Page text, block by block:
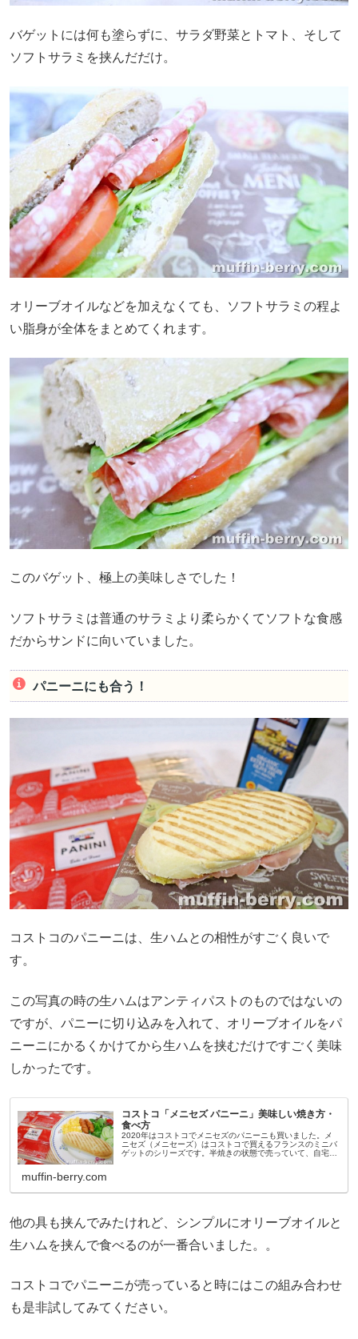
バゲットには何も塗らずに、サラダ野菜とトマト、そして
ソフトサラミを挟んだだけ。
オリーブオイルなどを加えなくても、ソフトサラミの程よ
い脂身が全体をまとめてくれます。
このバゲット、極上の美味しさでした！
ソフトサラミは普通のサラミより柔らかくてソフトな食感
だからサンドに向いていました。
パニーニにも合う！
コストコのパニーニは、生ハムとの相性がすごく良いで
す。
この写真の時の生ハムはアンティパストのものではないの
ですが、パニーに切り込みを入れて、オリーブオイルをパ
ニーニにかるくかけてから生ハムを挟むだけですごく美味
しかったです。
コストコ「メニセズ パニーニ」美味しい焼き方・
食べ方
2020年はコストコでメニセズのパニーニも買いました。メ
ニセズ（メニセーズ）はコストコで買えるフランスのミニバ
ゲットのシリーズです。半焼きの状態で売っていて、自宅で
muffin-berry.com
他の具も挟んでみたけれど、シンプルにオリーブオイルと
生ハムを挟んで食べるのが一番合いました。。
コストコでパニーニが売っていると時にはこの組み合わせ
も是非試してみてください。